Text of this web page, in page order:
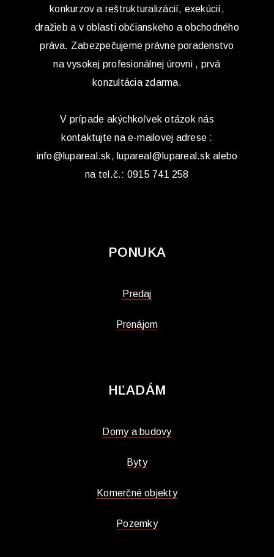
konkurzov a reštrukturalizácií, exekúcií,
dražieb a v oblasti občianskeho a obchodného
práva. Zabezpečujeme právne poradenstvo
na vysokej profesionálnej úrovni , prvá
konzultácia zdarma.
V prípade akýchkoľvek otázok nás
kontaktujte na e-mailovej adrese :
info@lupareal.sk, lupareal@lupareal.sk alebo
na tel.č.: 0915 741 258
PONUKA
Predaj
Prenájom
HĽADÁM
Domy a budovy
Byty
Komerčné objekty
Pozemky